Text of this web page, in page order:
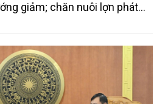
giảm; chăn nuôi lợn phát
rừng trồng mới và sản lượng